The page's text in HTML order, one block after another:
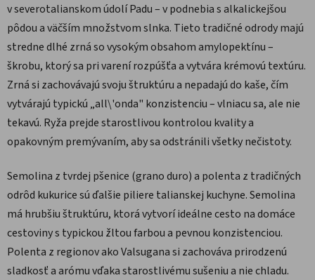
v severotalianskom údolí Padu – v podnebia s alkalickejšou
pôdou a väčším množstvom slnka. Tieto tradičné odrody majú
stredne dlhé zrná so vysokým obsahom amylopektínu –
škrobu, ktorý sa pri varení rozpúšťa a vytvára krémovú textúru.
Zrná si zachovávajú svoju štruktúru a nepadajú do kaše, čím
vytvárajú typickú „all\'onda" konzistenciu – vlniacu sa, ale nie
tekavú. Ryža prejde starostlivou kontrolou kvality a
opakovným premývaním, aby sa odstránili všetky nečistoty.
Semolina z tvrdej pšenice (grano duro) a polenta z tradičných
odrôd kukurice sú ďalšie piliere talianskej kuchyne. Semolina
má hrubšiu štruktúru, ktorá vytvorí ideálne cesto na domáce
cestoviny s typickou žltou farbou a pevnou konzistenciou.
Polenta z regionov ako Valsugana si zachováva prirodzenú
sladkosť a arómu vďaka starostlivému sušeniu a nie chladu.